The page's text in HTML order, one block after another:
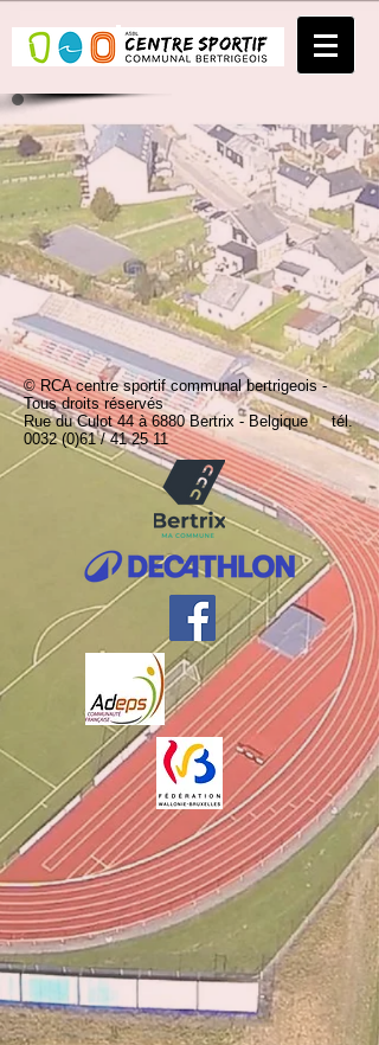
© RCA centre sportif communal bertrigeois -
Tous droits réservés
Rue du Culot 44 à 6880 Bertrix - Belgique tél.
0032 (0)61/ 41 25 11